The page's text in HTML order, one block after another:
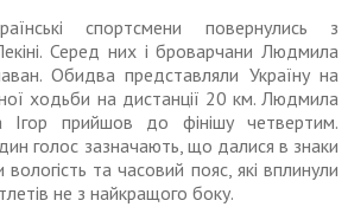
спортсмени повернулись з
Серед них і броварчани Людмила
Обидва представляли Україну на
ходьби на дистанції 20 км. Людмила
Ігор прийшов до фінішу четвертим.
голос зазначають, що далися в знаки
та часовий пояс, які вплинули
не з найкращого боку.